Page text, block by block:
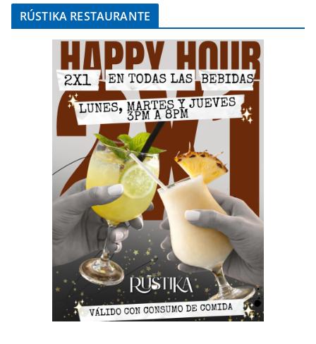
RÚSTIKA RESTAURANTE